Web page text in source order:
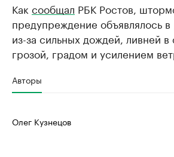
Как сообщал РБК Ростов,
предупреждение объявлялось
из-за сильных дождей, ливней в
грозой, градом и усилением
Авторы
Олег Кузнецов